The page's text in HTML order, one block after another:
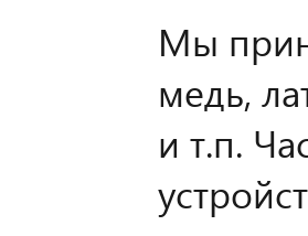
Мы
медь,
и т.п.